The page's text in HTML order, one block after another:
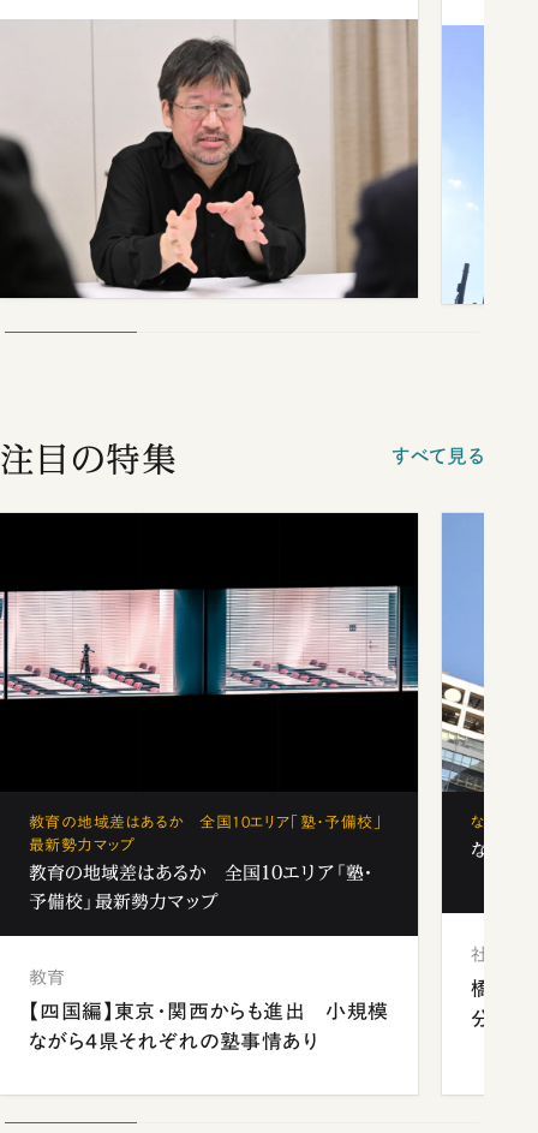
注目の特集 すべて見る
教育の地域差はあるか 全国10エリア「塾・予備校」
最新勢力マップ
教育の地域差はあるか 全国10エリア「塾・
予備校」最新勢力マップ
教育
【四国編】東京・関西からも進出 小規模
ながら4県それぞれの塾事情あり
なぜ「フ
なぜ「
社会
橋本愛
分 佐